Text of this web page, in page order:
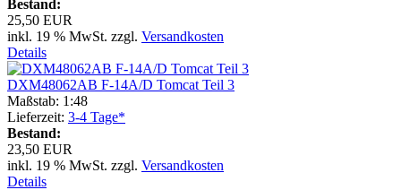
Bestand:
25,50 EUR
inkl. 19 % MwSt. zzgl. Versandkosten
Details
DXM48062AB F-14A/D Tomcat Teil 3
Maßstab: 1:48
Lieferzeit: 3-4 Tage*
Bestand:
23,50 EUR
inkl. 19 % MwSt. zzgl. Versandkosten
Details